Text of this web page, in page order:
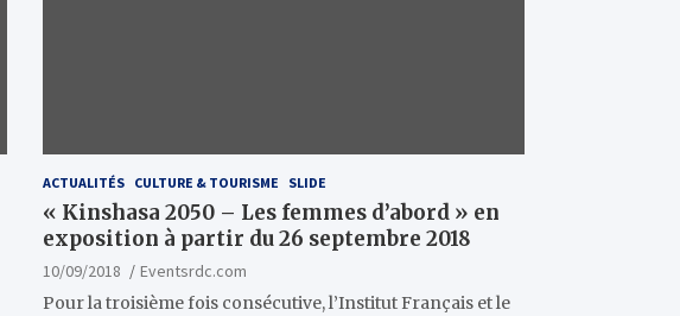
ACTUALITÉS CULTURE & TOURISME SLIDE
« Kinshasa 2050 – Les femmes d’abord » en
exposition à partir du 26 septembre 2018
10/09/2018
Eventsrdc.com
Pour la troisième fois consécutive, l’Institut Français et le